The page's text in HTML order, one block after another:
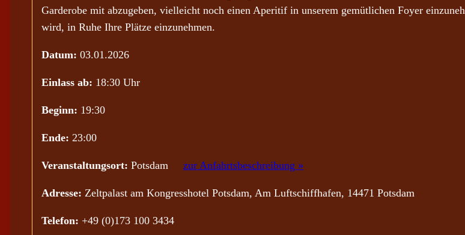
Garderobe mit abzugeben, vielleicht noch einen Aperitif in unserem gemütlichen Foyer
wird, in Ruhe Ihre Plätze einzunehmen.
Datum: 03.01.2026
Einlass ab: 18:30 Uhr
Beginn: 19:30
Ende: 23:00
Veranstaltungsort: Potsdam zur Anfahrtsbeschreibung »
Adresse: Zeltpalast am Kongresshotel Potsdam, Am Luftschiffhafen, 14471 Potsdam
Telefon: +49 (0)173 100 3434